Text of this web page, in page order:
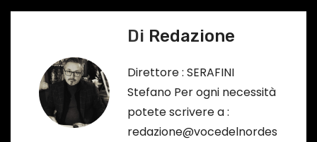
i
Di Redazione
Direttore : SERAFINI
Stefano Per ogni necessità
potete scrivere a :
redazione@vocedelnordes